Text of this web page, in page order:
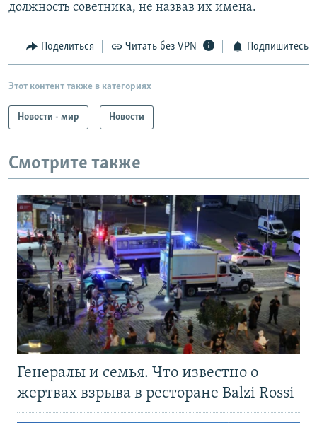
должность советника, не назвав их имена.
Поделиться Читать без VPN Подпишитесь
Этот контент также в категориях
Новости - мир Новости
Смотрите также
Генералы и семья. Что известно о
жертвах взрыва в ресторане Balzi Rossi